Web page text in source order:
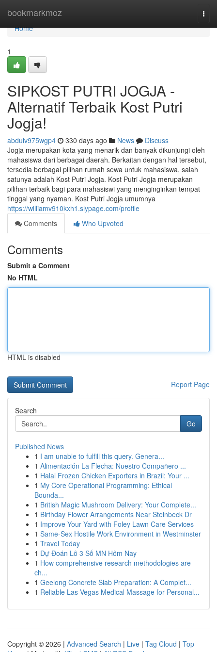
bookmarkmoz
Home
Home
1
SIPKOST PUTRI JOGJA -
Alternatif Terbaik Kost Putri
Jogja!
abdulv975wgp4 330 days ago News
Discuss
Jogja merupakan kota yang menarik dan banyak dikunjungi oleh
mahasiswa dari berbagai daerah. Berkaitan dengan hal tersebut,
tersedia berbagai pilihan rumah sewa untuk mahasiswa, salah
satunya adalah Kost Putri Jogja. Kost Putri Jogja merupakan
pilihan terbaik bagi para mahasiswi yang menginginkan tempat
tinggal yang nyaman. Kost Putri Jogja umumnya
https://williamv910kxh1.slypage.com/profile
Comments
Who Upvoted
Comments
Submit a Comment
No HTML
HTML is disabled
Report Page
Search
Go
Published News
1 I am unable to fulfill this query. Genera...
1 Alimentación La Flecha: Nuestro Compañero ...
1 Halal Frozen Chicken Exporters in Brazil: Your ...
1 My Core Operational Programming: Ethical
Bounda...
1 British Magic Mushroom Delivery: Your Complete...
1 Birthday Flower Arrangements Near Steinbeck Dr
1 Improve Your Yard with Foley Lawn Care Services
1 Same-Sex Hostile Work Environment in Westminster
1 Travel Today
1 Dự Đoán Lô 3 Số MN Hôm Nay
1 How comprehensive research methodologies are
ch...
1 Geelong Concrete Slab Preparation: A Complet...
1 Reliable Las Vegas Medical Massage for Personal...
Copyright © 2026 | Advanced Search | Live | Tag Cloud | Top